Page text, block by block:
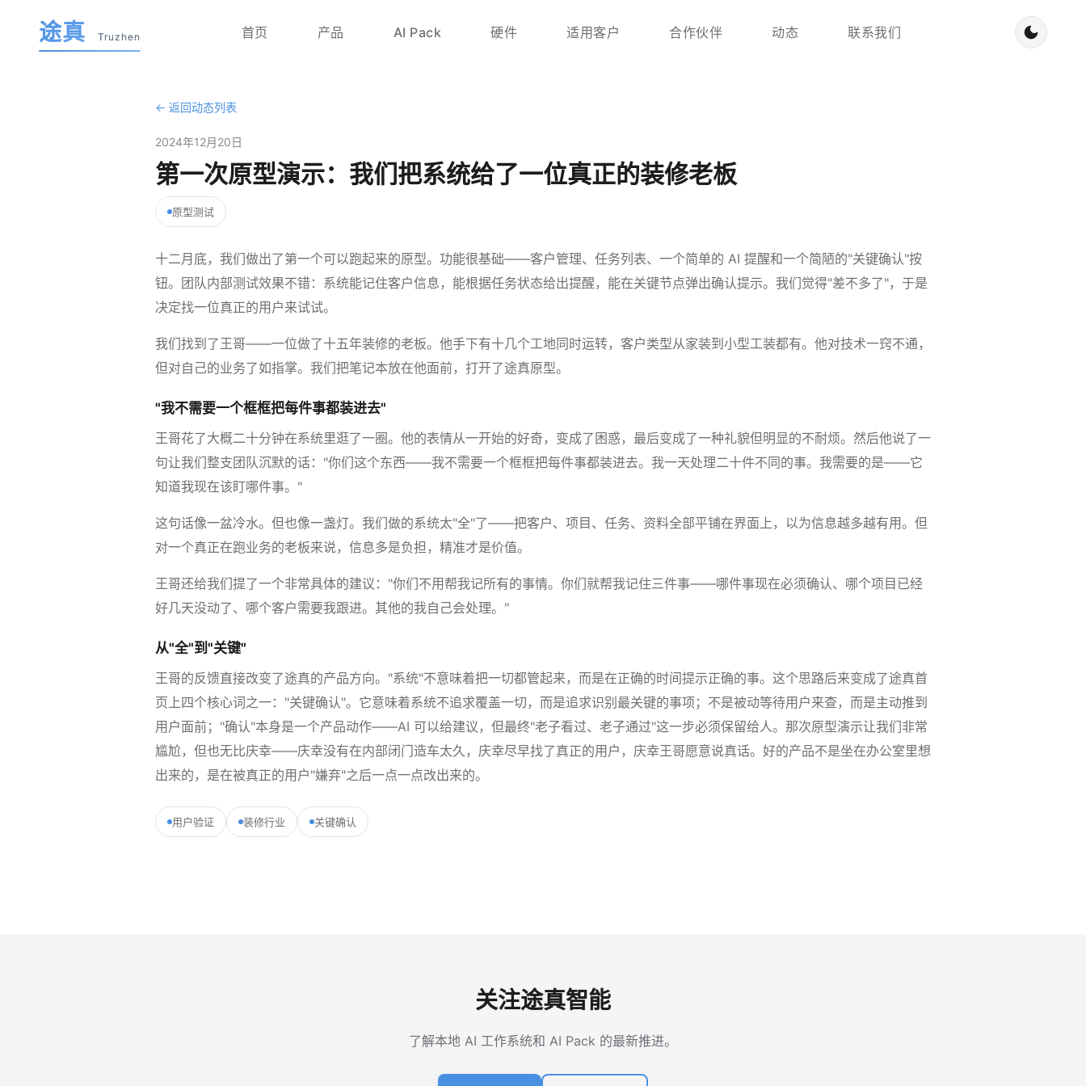
途真 Truzhen 首页 产品 AI Pack 硬件 适用客户 合作伙伴 动态 联系我们
← 返回动态列表
2024年12月20日
第一次原型演示：我们把系统给了一位真正的装修老板
原型测试
十二月底，我们做出了第一个可以跑起来的原型。功能很基础——客户管理、任务列表、一个简单的 AI 提醒和一个简陋的"关键确认"按
钮。团队内部测试效果不错：系统能记住客户信息，能根据任务状态给出提醒，能在关键节点弹出确认提示。我们觉得"差不多了"，于是
决定找一位真正的用户来试试。
我们找到了王哥——一位做了十五年装修的老板。他手下有十几个工地同时运转，客户类型从家装到小型工装都有。他对技术一窍不通，
但对自己的业务了如指掌。我们把笔记本放在他面前，打开了途真原型。
"我不需要一个框框把每件事都装进去"
王哥花了大概二十分钟在系统里逛了一圈。他的表情从一开始的好奇，变成了困惑，最后变成了一种礼貌但明显的不耐烦。然后他说了一
句让我们整支团队沉默的话："你们这个东西——我不需要一个框框把每件事都装进去。我一天处理二十件不同的事。我需要的是——它
知道我现在该盯哪件事。"
这句话像一盆冷水。但也像一盏灯。我们做的系统太"全"了——把客户、项目、任务、资料全部平铺在界面上，以为信息越多越有用。但
对一个真正在跑业务的老板来说，信息多是负担，精准才是价值。
王哥还给我们提了一个非常具体的建议："你们不用帮我记所有的事情。你们就帮我记住三件事——哪件事现在必须确认、哪个项目已经
好几天没动了、哪个客户需要我跟进。其他的我自己会处理。"
从"全"到"关键"
王哥的反馈直接改变了途真的产品方向。"系统"不意味着把一切都管起来，而是在正确的时间提示正确的事。这个思路后来变成了途真首
页上四个核心词之一："关键确认"。它意味着系统不追求覆盖一切，而是追求识别最关键的事项；不是被动等待用户来查，而是主动推到
用户面前；"确认"本身是一个产品动作——AI 可以给建议，但最终"老子看过、老子通过"这一步必须保留给人。那次原型演示让我们非常
尴尬，但也无比庆幸——庆幸没有在内部闭门造车太久，庆幸尽早找了真正的用户，庆幸王哥愿意说真话。好的产品不是坐在办公室里想
出来的，是在被真正的用户"嫌弃"之后一点一点改出来的。
用户验证 装修行业 关键确认
关注途真智能
了解本地 AI 工作系统和 AI Pack 的最新推进。